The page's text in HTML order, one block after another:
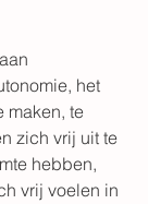
het
maken, te
zich vrij uit te
hebben,
vrij voelen in